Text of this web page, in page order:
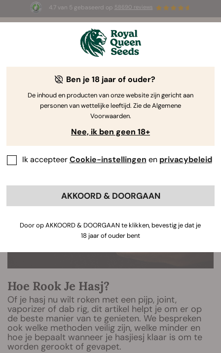
4.7 van 5 gebaseerd op 58690 reviews
☀️ Summer Sales: tot wel 50% korting
op geselecteerde producten! ⏤
The RQS Blog
Cannabis Lifestyle Blogs
Hoe Rook Je Hasj?
Of je hasj nu wilt roken met een pijp, joint,
vaporizer of dab rig, dit artikel helpt je om er op
de beste manier van te genieten. We bespreken
ook welke methoden veilig zijn, welke minder en
hoe je bepaalt wanneer je hasjiesj klaar is om te
worden gerookt of gevapet.
Ben je 18 jaar of ouder?
De inhoud en producten van onze website zijn gericht aan
personen van wettelijke leeftijd. Zie de Algemene
Voorwaarden.
Nee, ik ben geen 18+
Ik accepteerCookie-instellingen en privacybeleid
AKKOORD & DOORGAAN
Door op AKKOORD & DOORGAAN te klikken, bevestig je dat je
18 jaar of ouder bent